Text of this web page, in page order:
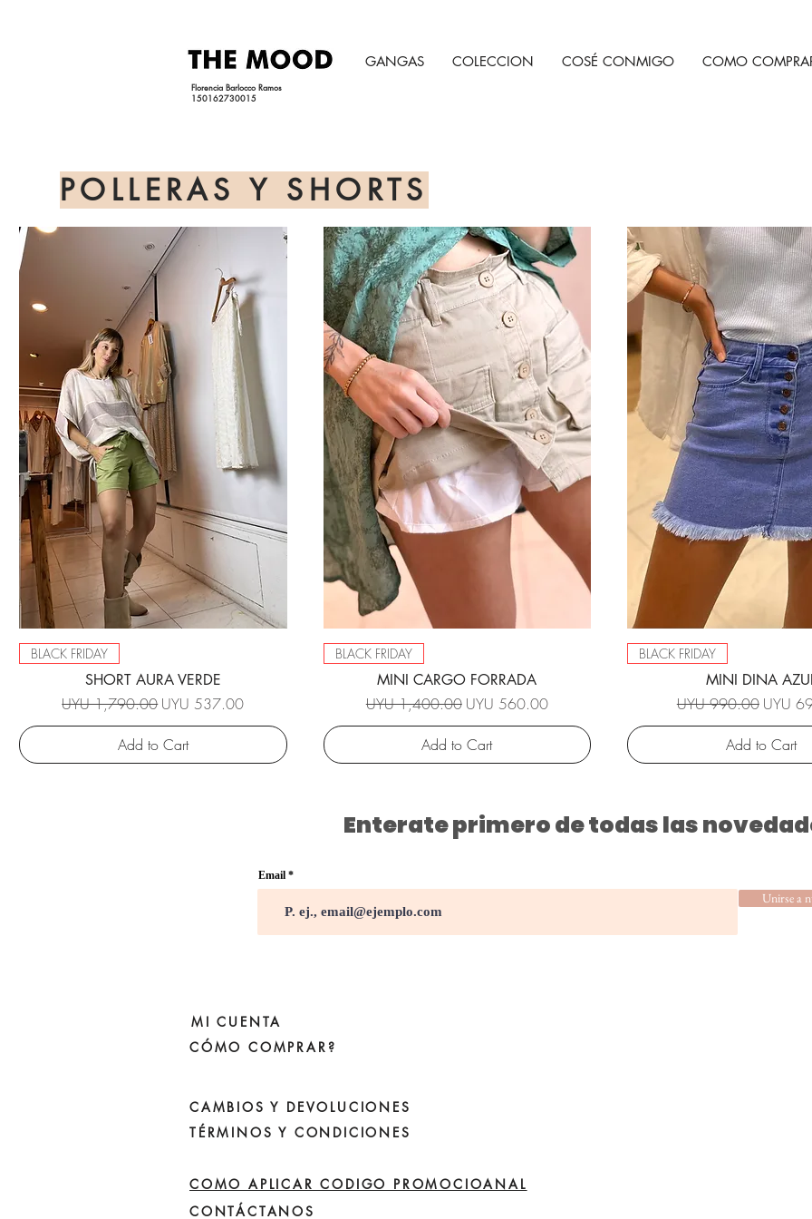
GANGAS COLECCION COSÉ CONMIGO COMO
Florencia Barlocco Ramos
150162730015
POLLERAS Y SHORTS
BLACK FRIDAY
SHORT AURA VERDE
Regular Price
UYU 1,790.00 Sale Price
UYU 537.00
Add to Cart
BLACK FRIDAY
MINI CARGO FORRADA
Regular Price
UYU 1,400.00 Sale Price
UYU 560.00
Add to Cart
BLACK FRIDAY
MINI DINA
Regular Price
UYU 990.00 Sale
UYU
Add to Cart
Enterate primero de todas las
Email
Unirse a
MI CUENTA
CÓMO COMPRAR?
CAMBIOS Y DEVOLUCIONES
TÉRMINOS Y CONDICIONES
COMO APLICAR CODIGO PROMOCIOANAL
CONTÁCTANOS